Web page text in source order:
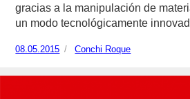
gracias a la manipulación de
un modo tecnológicamente
Publicado
08.05.2015
https://www.experimenta.es/
Conchi Roque